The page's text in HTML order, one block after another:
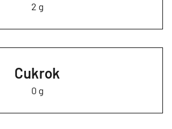
2 g
Cukrok
0 g